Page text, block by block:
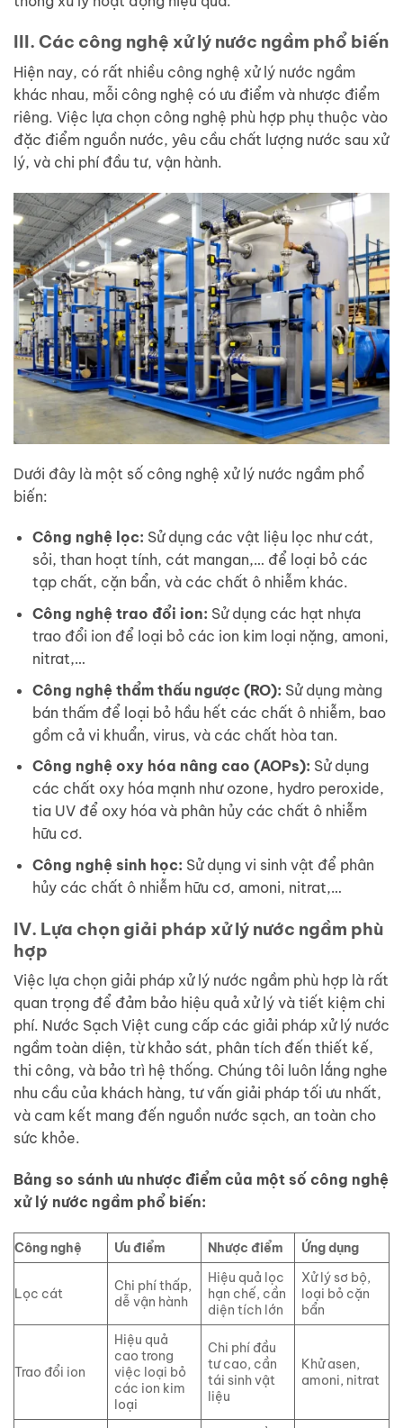
III. Các công nghệ xử lý nước ngầm phổ biến
Hiện nay, có rất nhiều công nghệ xử lý nước ngầm
khác nhau, mỗi công nghệ có ưu điểm và nhược điểm
riêng. Việc lựa chọn công nghệ phù hợp phụ thuộc vào
đặc điểm nguồn nước, yêu cầu chất lượng nước sau xử
lý, và chi phí đầu tư, vận hành.
Dưới đây là một số công nghệ xử lý nước ngầm phổ
biến:
Công nghệ lọc: Sử dụng các vật liệu lọc như cát,
sỏi, than hoạt tính, cát mangan,… để loại bỏ các
tạp chất, cặn bẩn, và các chất ô nhiễm khác.
Công nghệ trao đổi ion: Sử dụng các hạt nhựa
trao đổi ion để loại bỏ các ion kim loại nặng, amoni,
nitrat,…
Công nghệ thẩm thấu ngược (RO): Sử dụng màng
bán thấm để loại bỏ hầu hết các chất ô nhiễm, bao
gồm cả vi khuẩn, virus, và các chất hòa tan.
Công nghệ oxy hóa nâng cao (AOPs): Sử dụng
các chất oxy hóa mạnh như ozone, hydro peroxide,
tia UV để oxy hóa và phân hủy các chất ô nhiễm
hữu cơ.
Công nghệ sinh học: Sử dụng vi sinh vật để phân
hủy các chất ô nhiễm hữu cơ, amoni, nitrat,…
IV. Lựa chọn giải pháp xử lý nước ngầm phù
hợp
Việc lựa chọn giải pháp xử lý nước ngầm phù hợp là rất
quan trọng để đảm bảo hiệu quả xử lý và tiết kiệm chi
phí. Nước Sạch Việt cung cấp các giải pháp xử lý nước
ngầm toàn diện, từ khảo sát, phân tích đến thiết kế,
thi công, và bảo trì hệ thống. Chúng tôi luôn lắng nghe
nhu cầu của khách hàng, tư vấn giải pháp tối ưu nhất,
và cam kết mang đến nguồn nước sạch, an toàn cho
sức khỏe.
Bảng so sánh ưu nhược điểm của một số công nghệ
xử lý nước ngầm phổ biến:
Công nghệ Ưu điểm Nhược điểm Ứng dụng
Lọc cát
Chi phí thấp,
dễ vận hành
Hiệu quả lọc
hạn chế, cần
diện tích lớn
Xử lý sơ bộ,
loại bỏ cặn
bẩn
Trao đổi ion
Hiệu quả
cao trong
việc loại bỏ
các ion kim
loại
Chi phí đầu
tư cao, cần
tái sinh vật
liệu
Khử asen,
amoni, nitrat